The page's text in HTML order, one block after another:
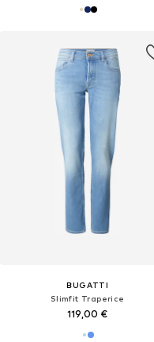
BUGATTI
Slimfit Traperice
119,00 €